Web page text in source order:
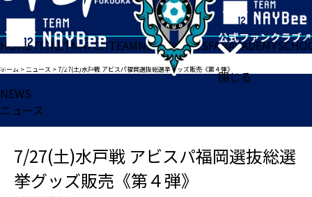
閉じる
HOMETICKETMATCHTEAMNEWSGOODSFANACADEMY
ホーム >ニュース >7/27(土)水戸戦 アビスパ福岡選抜総選挙グッズ販売《第４弾》
NEWS
ニュース
7/27(土)水戸戦 アビスパ福岡選抜総選
挙グッズ販売《第４弾》